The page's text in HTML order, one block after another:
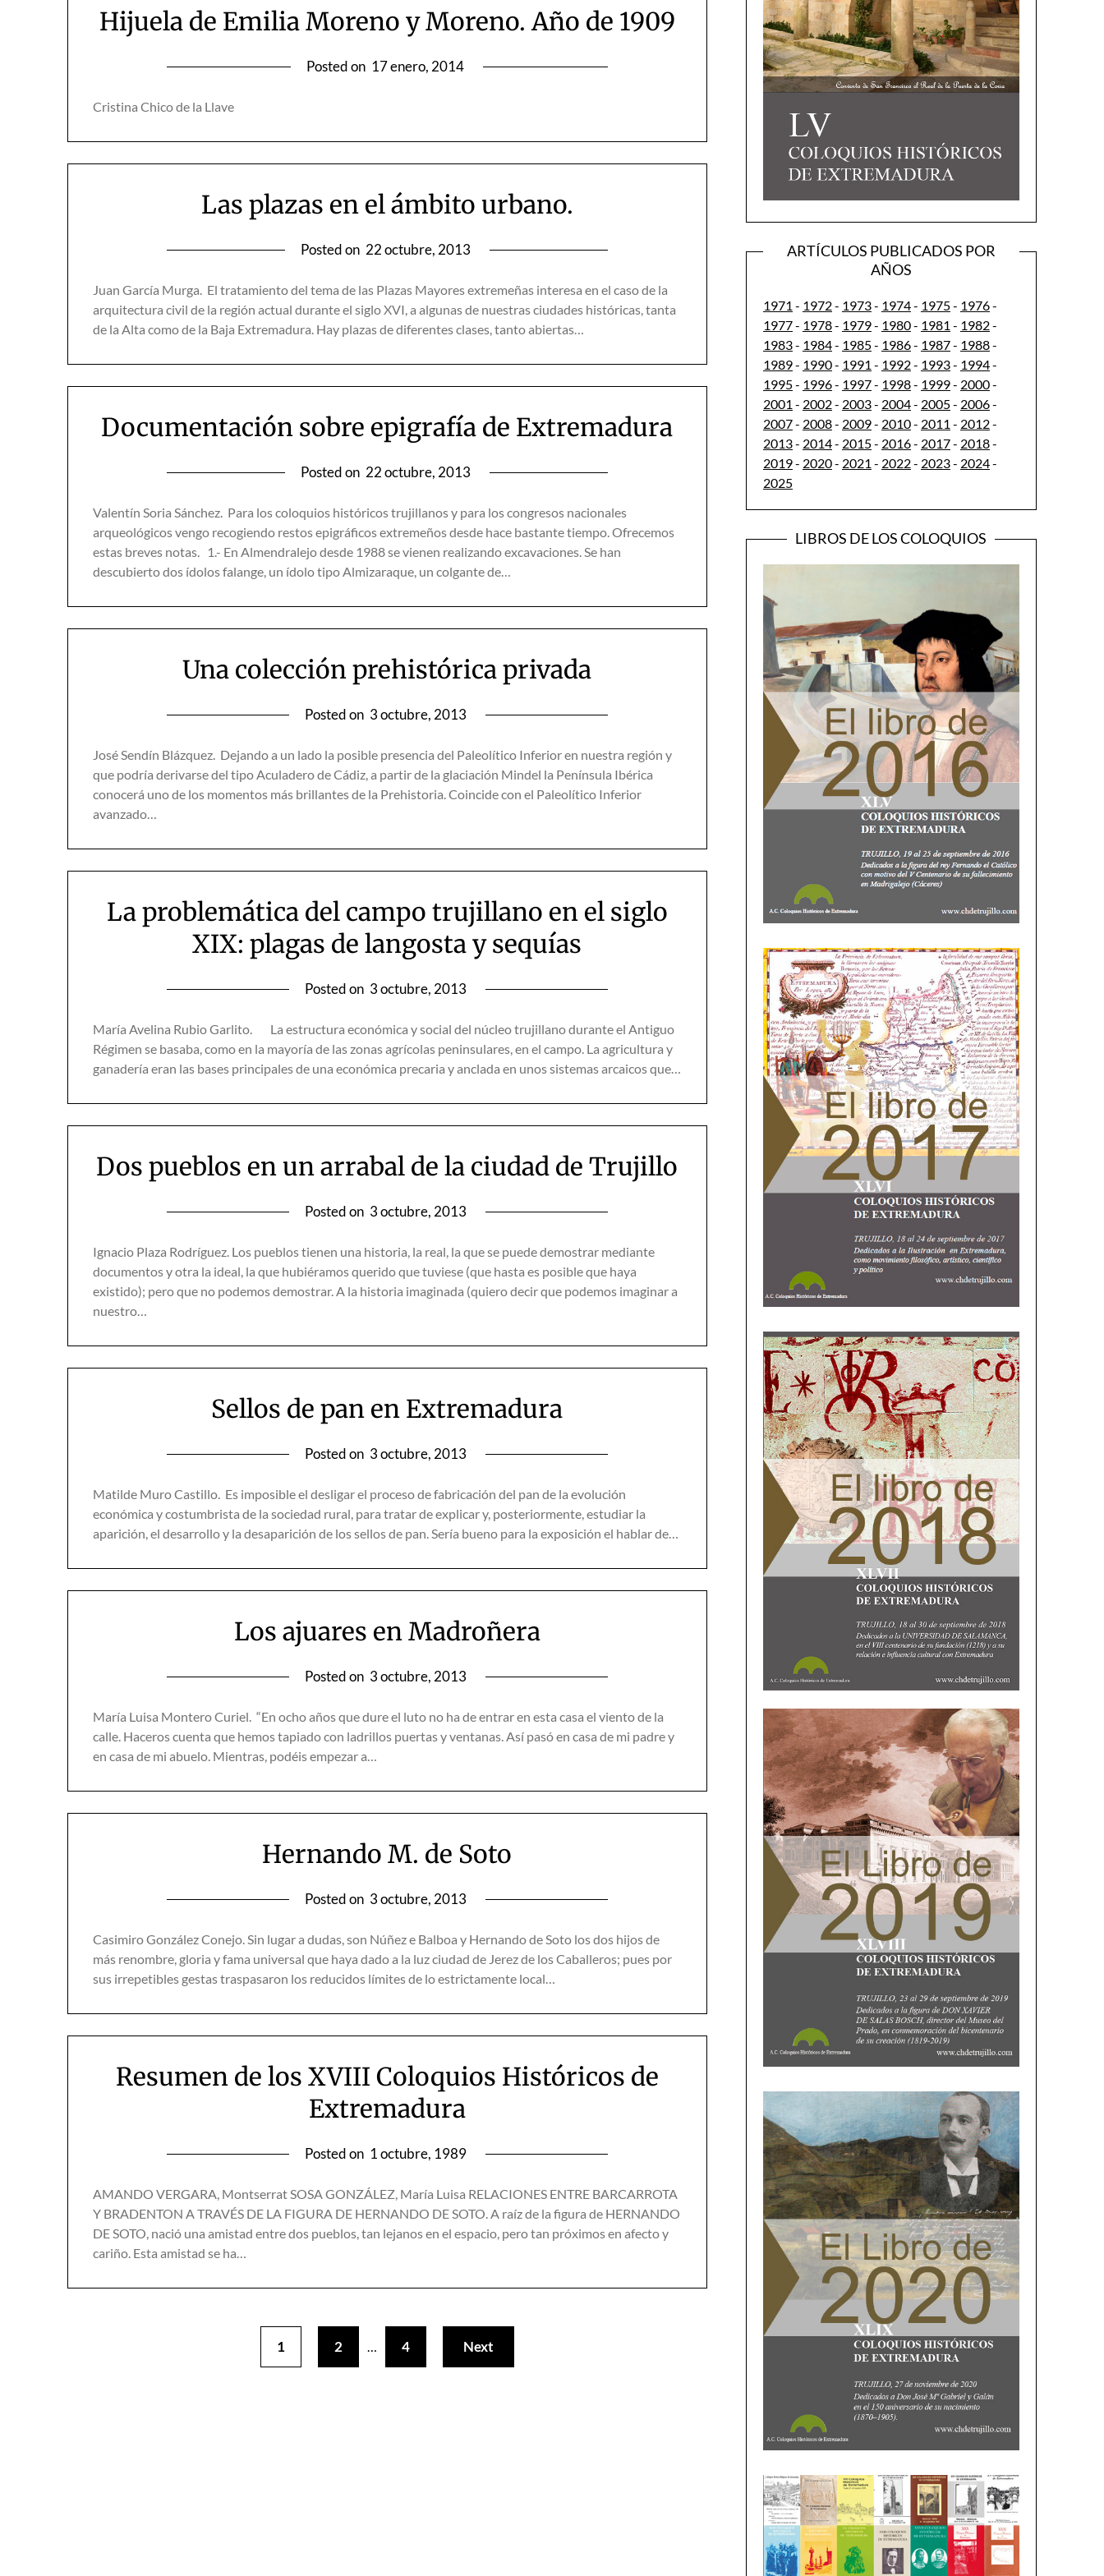
Hijuela de Emilia Moreno y Moreno. Año de 1909
Posted on 17 enero, 2014
Cristina Chico de la Llave
Las plazas en el ámbito urbano.
Posted on 22 octubre, 2013
Juan García Murga. El tratamiento del tema de las Plazas Mayores extremeñas interesa en el caso de la
arquitectura civil de la región actual durante el siglo XVI, a algunas de nuestras ciudades históricas, tanta
de la Alta como de la Baja Extremadura. Hay plazas de diferentes clases, tanto abiertas…
Documentación sobre epigrafía de Extremadura
Posted on 22 octubre, 2013
Valentín Soria Sánchez. Para los coloquios históricos trujillanos y para los congresos nacionales
arqueológicos vengo recogiendo restos epigráficos extremeños desde hace bastante tiempo. Ofrecemos
estas breves notas. 1.- En Almendralejo desde 1988 se vienen realizando excavaciones. Se han
descubierto dos ídolos falange, un ídolo tipo Almizaraque, un colgante de…
Una colección prehistórica privada
Posted on 3 octubre, 2013
José Sendín Blázquez. Dejando a un lado la posible presencia del Paleolítico Inferior en nuestra región y
que podría derivarse del tipo Aculadero de Cádiz, a partir de la glaciación Mindel la Península Ibérica
conocerá uno de los momentos más brillantes de la Prehistoria. Coincide con el Paleolítico Inferior
avanzado…
La problemática del campo trujillano en el siglo
XIX: plagas de langosta y sequías
Posted on 3 octubre, 2013
María Avelina Rubio Garlito. La estructura económica y social del núcleo trujillano durante el Antiguo
Régimen se basaba, como en la mayoría de las zonas agrícolas peninsulares, en el campo. La agricultura y
ganadería eran las bases principales de una económica precaria y anclada en unos sistemas arcaicos que…
Dos pueblos en un arrabal de la ciudad de Trujillo
Posted on 3 octubre, 2013
Ignacio Plaza Rodríguez. Los pueblos tienen una historia, la real, la que se puede demostrar mediante
documentos y otra la ideal, la que hubiéramos querido que tuviese (que hasta es posible que haya
existido); pero que no pode­mos demostrar. A la historia imaginada (quiero decir que podemos imaginar a
nuestro…
Sellos de pan en Extremadura
Posted on 3 octubre, 2013
Matilde Muro Castillo. Es imposible el desligar el proceso de fabricación del pan de la evolución
económica y costumbrista de la sociedad rural, para tratar de explicar y, posteriormente, estudiar la
aparición, el desarrollo y la desaparición de los sellos de pan. Sería bueno para la exposición el hablar de…
Los ajuares en Madroñera
Posted on 3 octubre, 2013
María Luisa Montero Curiel. “En ocho años que dure el luto no ha de entrar en esta casa el viento de la
calle. Haceros cuenta que hemos tapiado con ladrillos puertas y ventanas. Así pasó en casa de mi padre y
en casa de mi abuelo. Mientras, po­déis empezar a…
Hernando M. de Soto
Posted on 3 octubre, 2013
Casimiro González Conejo. Sin lugar a dudas, son Núñez e Balboa y Hernando de Soto los dos hijos de
más renombre, gloria y fama universal que haya dado a la luz ciudad de Jerez de los Caballeros; pues por
sus irrepetibles gestas traspasaron los reducidos límites de lo estrictamente local…
Resumen de los XVIII Coloquios Históricos de
Extremadura
Posted on 1 octubre, 1989
AMANDO VERGARA, Montserrat SOSA GONZÁLEZ, María Luisa RELACIONES ENTRE BARCARROTA
Y BRADENTON A TRAVÉS DE LA FIGURA DE HERNANDO DE SOTO. A raíz de la figura de HERNANDO
DE SOTO, nació una amistad entre dos pueblos, tan lejanos en el espacio, pero tan próximos en afecto y
cariño. Esta amistad se ha…
1 2 … 4 Next
ARTÍCULOS PUBLICADOS POR
AÑOS
1971 - 1972- 1973- 1974- 1975- 1976-
1977- 1978- 1979- 1980- 1981 - 1982-
1983- 1984- 1985- 1986- 1987- 1988-
1989- 1990- 1991 - 1992- 1993- 1994-
1995- 1996- 1997- 1998- 1999- 2000-
2001 - 2002- 2003- 2004- 2005- 2006-
2007- 2008- 2009- 2010- 2011 - 2012-
2013- 2014- 2015- 2016- 2017- 2018-
2019- 2020- 2021 - 2022- 2023- 2024-
2025
LIBROS DE LOS COLOQUIOS